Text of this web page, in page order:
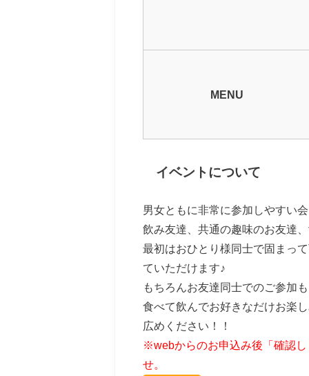
MENU
イベントについて
男女ともに非常に参加しやすい
飲み友達、共通の趣味のお友達
最初はおひとり様同士で固まっ
ていただけます♪
もちろんお友達同士でのご参加
食べて飲んでお好きなだけお楽
広めください！！
※webからのお申込み後「確認
せ。